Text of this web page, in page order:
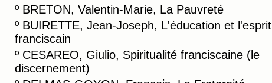
º BRETON, Valentin-Marie, La Pauvreté
º BUIRETTE, Jean-Joseph, L'éducation et l'esprit
franciscain
º CESAREO, Giulio, Spiritualité franciscaine (le
discernement)